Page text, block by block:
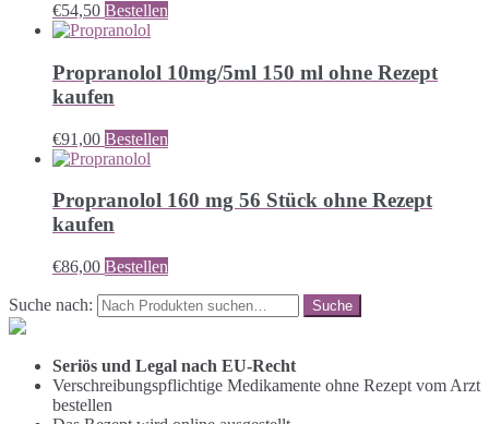
€54,50 Bestellen
Propranolol 10mg/5ml 150 ml ohne Rezept
kaufen
€91,00 Bestellen
Propranolol 160 mg 56 Stück ohne Rezept
kaufen
€86,00 Bestellen
Suche nach:
Seriös und Legal nach EU-Recht
Verschreibungspflichtige Medikamente ohne Rezept vom Arzt
bestellen